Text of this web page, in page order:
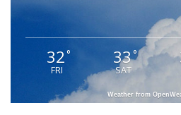
32°
FRI
33°
SAT
Weather from